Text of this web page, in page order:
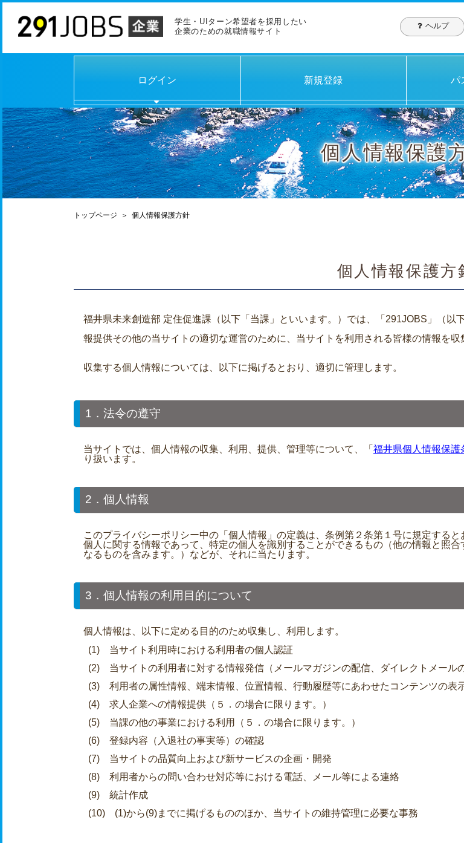
学生・UIターン希望者を採用したい
企業のための就職情報サイト
ログイン 新規登録 パ
ヘルプ
個人情報保護
トップページ ＞ 個人情報保護方針
個人情報保護方
福井県未来創造部 定住促進課（以下「当課」といいます。）では、「291JOBS」（
報提供その他の当サイトの適切な運営のために、当サイトを利用される皆様の情報を収
収集する個人情報については、以下に掲げるとおり、適切に管理します。
1．法令の遵守
当サイトでは、個人情報の収集、利用、提供、管理等について、「 福井県個人情報保護
り扱います。
2．個人情報
このプライバシーポリシー中の「個人情報」の定義は、条例第２条第１号に規定すると
個人に関する情報であって、特定の個人を識別することができるもの（他の情報と照
なるものを含みます。）などが、それに当たります。
3．個人情報の利用目的について
個人情報は、以下に定める目的のため収集し、利用します。
(1) 当サイト利用時における利用者の個人認証
(2) 当サイトの利用者に対する情報発信（メールマガジンの配信、ダイレクトメール
(3) 利用者の属性情報、端末情報、位置情報、行動履歴等にあわせたコンテンツの表
(4) 求人企業への情報提供（５．の場合に限ります。）
(5) 当課の他の事業における利用（５．の場合に限ります。）
(6) 登録内容（入退社の事実等）の確認
(7) 当サイトの品質向上および新サービスの企画・開発
(8) 利用者からの問い合わせ対応等における電話、メール等による連絡
(9) 統計作成
(10) (1)から(9)までに掲げるもののほか、当サイトの維持管理に必要な事務